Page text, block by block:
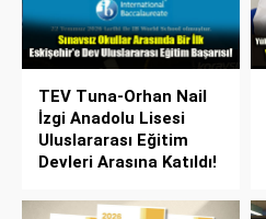
TEV Tuna-Orhan Nail
İzgi Anadolu Lisesi
Uluslararası Eğitim
Devleri Arasına Katıldı!